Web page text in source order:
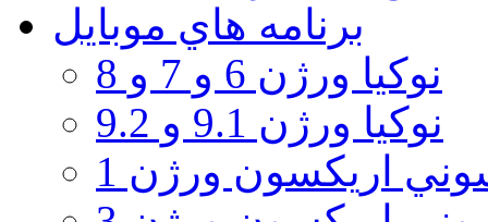
برنامه هاي موبايل
نوکیا ورژن 6 و 7 و 8
نوکیا ورژن 9.1 و 9.2
اريكسون ورژن 1